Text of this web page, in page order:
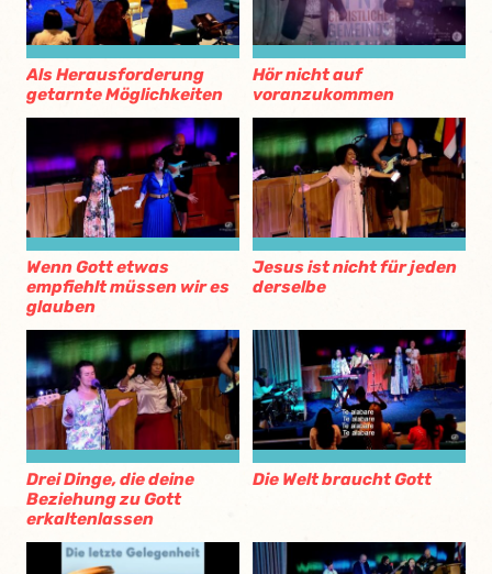
Als Herausforderung
getarnte Möglichkeiten
Hör nicht auf
voranzukommen
Wenn Gott etwas
empfiehlt müssen wir es
glauben
Jesus ist nicht für jeden
derselbe
Drei Dinge, die deine
Beziehung zu Gott
erkaltenlassen
Die Welt braucht Gott